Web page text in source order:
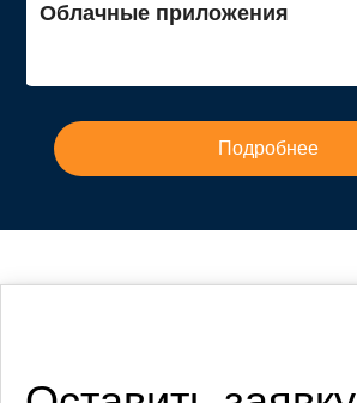
Облачные приложения
Подробнее